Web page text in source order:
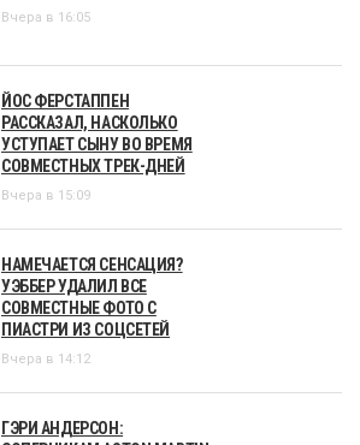
Вчера в 16:05
ЙОС ФЕРСТАППЕН
РАССКАЗАЛ, НАСКОЛЬКО
УСТУПАЕТ СЫНУ ВО ВРЕМЯ
СОВМЕСТНЫХ ТРЕК-ДНЕЙ
Вчера в 15:09
НАМЕЧАЕТСЯ СЕНСАЦИЯ?
УЭББЕР УДАЛИЛ ВСЕ
СОВМЕСТНЫЕ ФОТО С
ПИАСТРИ ИЗ СОЦСЕТЕЙ
Вчера в 14:12
ГЭРИ АНДЕРСОН: